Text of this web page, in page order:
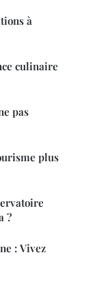
à
culinaire
pas
plus
?
: Vivez